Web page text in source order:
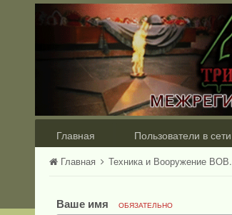
Главная Пользователи в сети
Главная Техника и Вооружение ВОВ.
Ваше имя ОБЯЗАТЕЛЬНО